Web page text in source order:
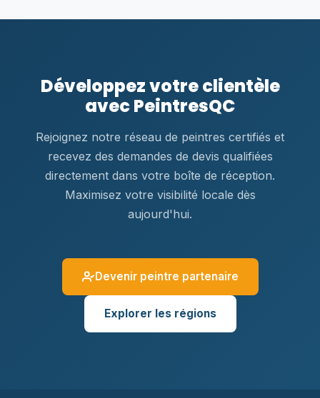
Développez votre clientèle
avec PeintresQC
Rejoignez notre réseau de peintres certifiés et
recevez des demandes de devis qualifiées
directement dans votre boîte de réception.
Maximisez votre visibilité locale dès
aujourd'hui.
Devenir peintre partenaire
Explorer les régions